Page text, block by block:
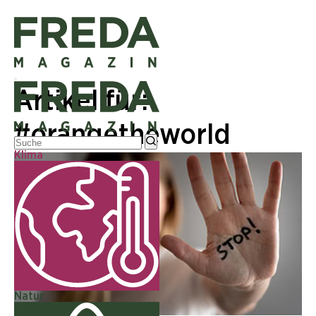
Klima
Natur
Artikel für:
#orangetheworld